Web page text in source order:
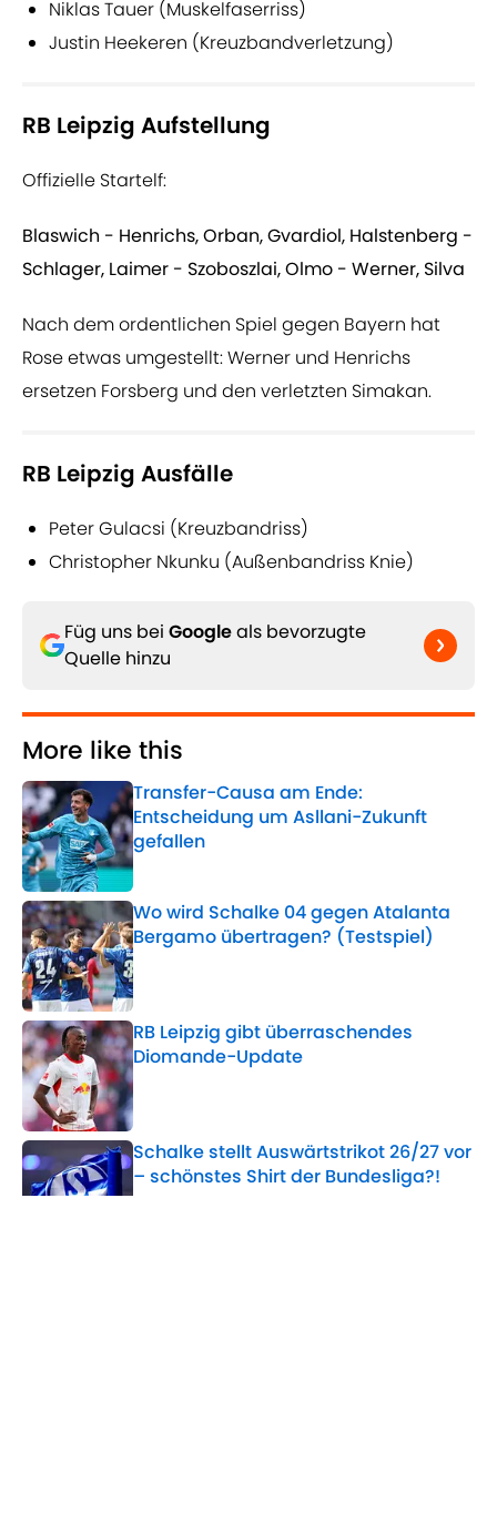
Niklas Tauer (Muskelfaserriss)
Justin Heekeren (Kreuzbandverletzung)
RB Leipzig Aufstellung
Offizielle Startelf:
Blaswich - Henrichs, Orban, Gvardiol, Halstenberg -
Schlager, Laimer - Szoboszlai, Olmo - Werner, Silva
Nach dem ordentlichen Spiel gegen Bayern hat
Rose etwas umgestellt: Werner und Henrichs
ersetzen Forsberg und den verletzten Simakan.
RB Leipzig Ausfälle
Peter Gulacsi (Kreuzbandriss)
Christopher Nkunku (Außenbandriss Knie)
Füg uns bei Googleals bevorzugte
Quelle hinzu
More like this
Transfer-Causa am Ende:
Entscheidung um Asllani-Zukunft
gefallen
Published by on Invalid Date
Wo wird Schalke 04 gegen Atalanta
Bergamo übertragen? (Testspiel)
Published by on Invalid Date
RB Leipzig gibt überraschendes
Diomande-Update
Published by on Invalid Date
Schalke stellt Auswärtstrikot 26/27 vor
– schönstes Shirt der Bundesliga?!
Published by on Invalid Date